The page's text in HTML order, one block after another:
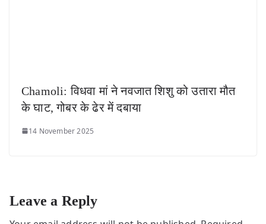
Chamoli: विधवा मां ने नवजात शिशु को उतारा मौत
के घाट, गोबर के ढेर में दबाया
14 November 2025
Leave a Reply